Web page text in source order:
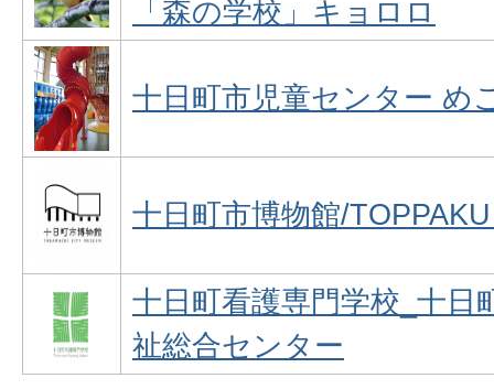
「森の学校」キョロロ
十日町市児童センター め
十日町市博物館/
十日町看護専門学校_十日
祉総合センター